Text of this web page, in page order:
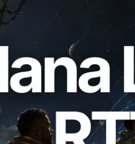
Slot APIを世界7
測に拡張—